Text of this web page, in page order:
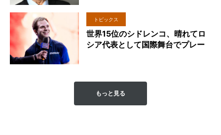
トピックス
世界15位のシドレンコ、晴れてロ
シア代表として国際舞台でプレー
もっと見る